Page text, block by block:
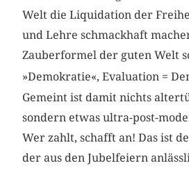
Welt die Liquidation der
und Lehre schmackhaft
Zauberformel der guten Welt
»Demokratie«, Evaluation =
Gemeint ist damit nichts
sondern etwas ultra-post-
Wer zahlt, schafft an! Das ist
der aus den Jubelfeiern